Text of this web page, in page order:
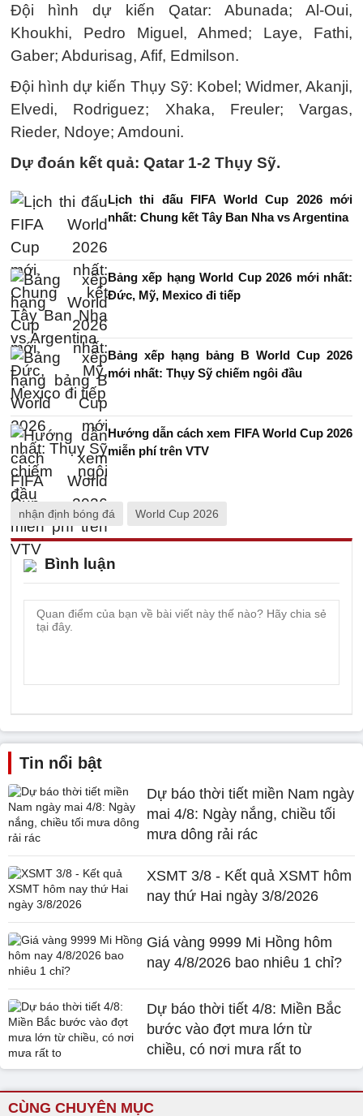
Đội hình dự kiến Qatar: Abunada; Al-Oui,
Khoukhi, Pedro Miguel, Ahmed; Laye, Fathi,
Gaber; Abdurisag, Afif, Edmilson.
Đội hình dự kiến Thụy Sỹ: Kobel; Widmer, Akanji,
Elvedi, Rodriguez; Xhaka, Freuler; Vargas,
Rieder, Ndoye; Amdouni.
Dự đoán kết quả: Qatar 1-2 Thụy Sỹ.
Lịch thi đấu FIFA World Cup 2026 mới
nhất: Chung kết Tây Ban Nha vs Argentina
Bảng xếp hạng World Cup 2026 mới nhất:
Đức, Mỹ, Mexico đi tiếp
Bảng xếp hạng bảng B World Cup 2026
mới nhất: Thụy Sỹ chiếm ngôi đầu
Hướng dẫn cách xem FIFA World Cup 2026
miễn phí trên VTV
nhận định bóng đá World Cup 2026
Bình luận
Tin nổi bật
Dự báo thời tiết miền Nam ngày
mai 4/8: Ngày nắng, chiều tối
mưa dông rải rác
XSMT 3/8 - Kết quả XSMT hôm
nay thứ Hai ngày 3/8/2026
Giá vàng 9999 Mi Hồng hôm
nay 4/8/2026 bao nhiêu 1 chỉ?
Dự báo thời tiết 4/8: Miền Bắc
bước vào đợt mưa lớn từ
chiều, có nơi mưa rất to
CÙNG CHUYÊN MỤC